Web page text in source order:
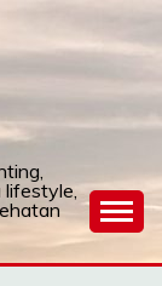
lifestyle,